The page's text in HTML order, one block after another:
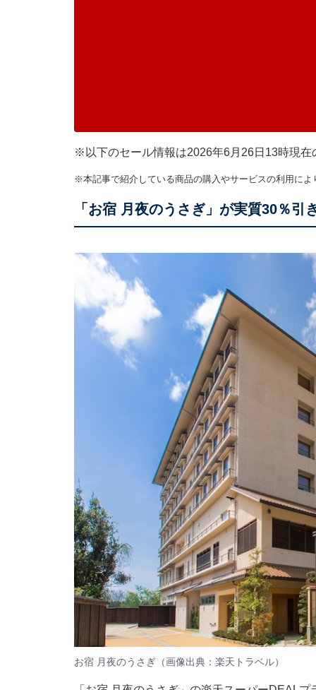
※以下のセール情報は2026年6月26日13時現
※本記事で紹介している商品の購入やサービスの利用に
「お宿 月夜のうさぎ」が実質30％引
お宿 月夜のうさぎ（画像出典：楽天トラベル）